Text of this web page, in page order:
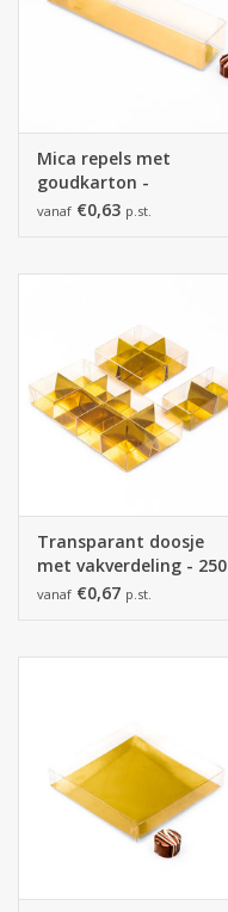
Mica repels met
goudkarton -
240*45*45 mm - 100
vanaf €0,63 p.st.
Transparant doosje
met vakverdeling - 250
stuks
vanaf €0,67 p.st.